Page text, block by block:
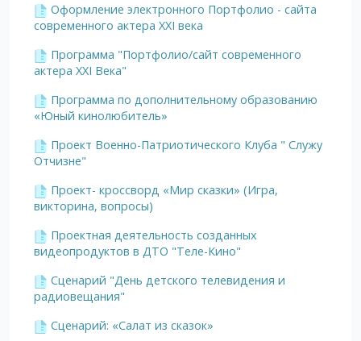
Оформление электронного Портфолио - сайта
современного актера XXI века
Программа "Портфолио/сайт современного
актера XXI Века"
Программа по дополнительному образованию
«Юный кинолюбитель»
Проект Военно-Патриотического Клуба " Служу
Отчизне"
Проект- кроссворд «Мир сказки» (Игра,
викторина, вопросы)
Проектная деятельность созданных
видеопродуктов в ДТО "Теле-Кино"
Сценарий "День детского телевидения и
радиовещания"
Сценарий: «Салат из сказок»